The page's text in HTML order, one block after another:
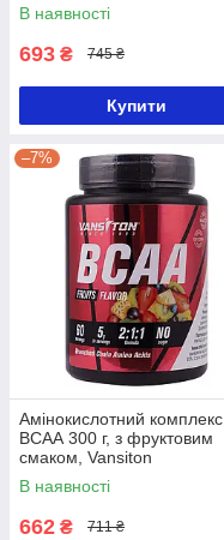
В наявності
693 ₴ 745 ₴
Купити
–7%
Амінокислотний комплекс
ВСAА 300 г, з фруктовим
смаком, Vansiton
В наявності
662 ₴ 711 ₴